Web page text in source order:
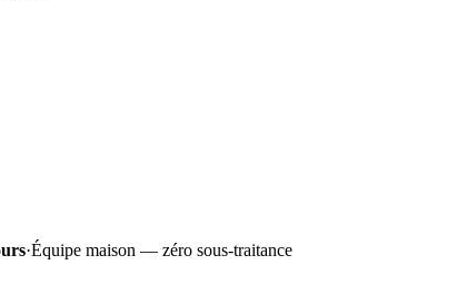
·Équipe maison — zéro sous-traitance